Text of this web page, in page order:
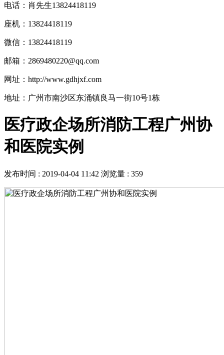
电话：肖先生13824418119
座机：13824418119
微信：13824418119
邮箱：2869480220@qq.com
网址：http://www.gdhjxf.com
地址：广州市南沙区东涌镇良马一街10号1栋
医疗政企场所消防工程广州协
和医院实例
发布时间 : 2019-04-04 11:42 浏览量 : 359